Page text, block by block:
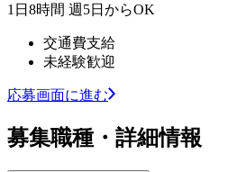
1日8時間 週5日からOK
交通費支給
未経験歓迎
応募画面に進む
募集職種・詳細情報